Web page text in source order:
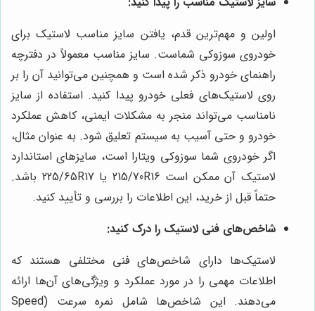
اولین و مهم‌ترین قدم، یافتن سایز مناسب لاستیک برای
خودروی سوزوکی شماست. سایز مناسب معمولاً در دفترچه
راهنمای خودرو ذکر شده است و همچنین می‌توانید آن را بر
روی لاستیک‌های فعلی خودرو پیدا کنید. استفاده از سایز
نامناسب می‌تواند منجر به مشکلات ایمنی، کاهش عملکرد
خودرو و حتی آسیب به سیستم تعلیق شود. به عنوان مثال،
اگر خودروی شما سوزوکی ویتارا است، سایزهای استاندارد
لاستیک آن ممکن است 215/70R16 یا 225/65R17 باشد.
حتماً قبل از خرید، این اطلاعات را بررسی و تأیید کنید.
شاخص‌های فنی لاستیک را درک کنید:
لاستیک‌ها دارای شاخص‌های فنی مختلفی هستند که
اطلاعات مهمی را در مورد عملکرد و ویژگی‌های آن‌ها ارائه
می‌دهند. این شاخص‌ها شامل نمره سرعت (Speed